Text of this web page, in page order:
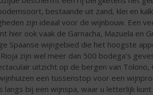
bestaande uit zand, klei en
zijn ideaal voor de wijnbouw. Een
hier ook vaak de Garnacha, Mazuela en
Spaanse wijngebied die het hoogste
zijn wel meer dan 500 bodega’s
uitzicht op de bergen van Tolono,
een tussenstop voor een
langs bij een wijnspa, waar u letterlijk